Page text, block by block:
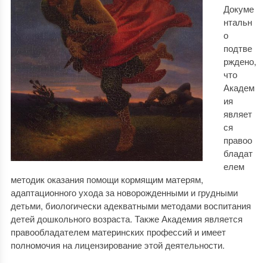
Докуме
нтальн
о
подтве
рждено,
что
Академ
ия
являет
ся
правоо
бладат
елем
методик оказания помощи кормящим матерям,
адаптационного ухода за новорожденными и грудными
детьми, биологически адекватными методами воспитания
детей дошкольного возраста. Также Академия является
правообладателем материнских профессий и имеет
полномочия на лицензирование этой деятельности.